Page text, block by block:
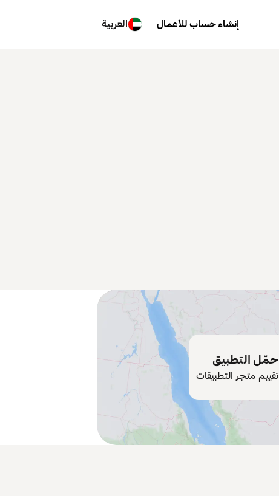
إنشاء حساب للأعمال العربية
حمّل التطبيق
تقييم متجر التطبيقات